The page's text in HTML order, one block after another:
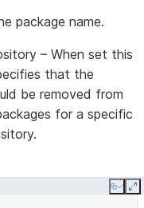
package name.
– When set this
that the
be removed from
for a specific
Copy